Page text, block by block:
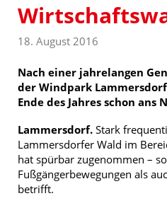
18. August 2016
Nach einer jahrelangen
der Windpark
Ende des Jahres schon ans
Lammersdorf. Stark
Lammersdorfer Wald im
hat spürbar zugenommen –
Fußgängerbewegungen als
betrifft.